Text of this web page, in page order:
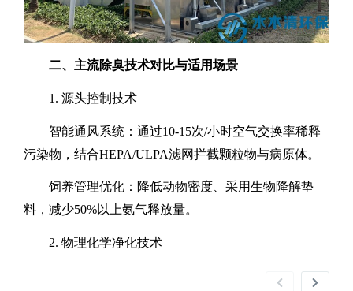
二、主流除臭技术对比与适用场景
1. ‌源头控制技术‌
‌智能通风系统‌：通过10-15次/小时空气交换率稀释
污染物，结合HEPA/ULPA滤网拦截颗粒物与病原体。
‌饲养管理优化‌：降低动物密度、采用生物降解垫
料，减少50%以上氨气释放量。
2. ‌物理化学净化技术